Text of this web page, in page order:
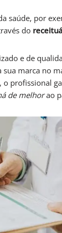
saúde, por
do
e de
sua marca no
profissional
de melhorao